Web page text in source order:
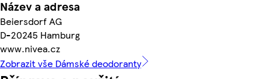
Název a adresa
Beiersdorf AG
D-20245 Hamburg
www.nivea.cz
Zobrazit vše Dámské deodoranty